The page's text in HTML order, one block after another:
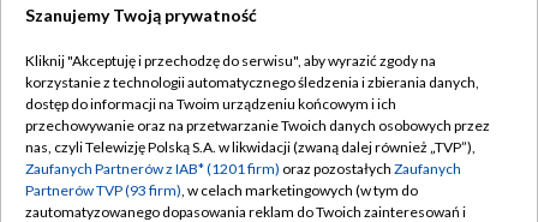
TVP
Abonament TVP
Emisja w TVP
Centrum informacji TVP
Regulamin TVP
Polityka prywatności
Moje zgody
Szanujemy Twoją prywatność
Kliknij "Akceptuję i przechodzę do serwisu", aby wyrazić zgody na
korzystanie z technologii automatycznego śledzenia i zbierania danych,
dostęp do informacji na Twoim urządzeniu końcowym i ich
przechowywanie oraz na przetwarzanie Twoich danych osobowych przez
nas, czyli Telewizję Polską S.A. w likwidacji (zwaną dalej również „TVP”),
Zaufanych Partnerów z IAB* (1201 firm) oraz pozostałych Zaufanych
Partnerów TVP (93 firm), w celach marketingowych (w tym do
zautomatyzowanego dopasowania reklam do Twoich zainteresowań i